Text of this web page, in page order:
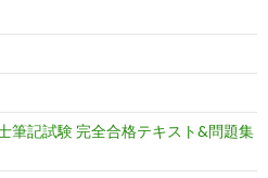
筆記試験 完全合格テキスト&問題集